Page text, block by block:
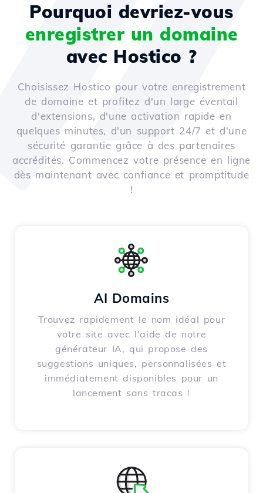
Pourquoi devriez-vous
enregistrer un domaine
avec Hostico ?
Choisissez Hostico pour votre enregistrement
de domaine et profitez d'un large éventail
d'extensions, d'une activation rapide en
quelques minutes, d'un support 24/7 et d'une
sécurité garantie grâce à des partenaires
accrédités. Commencez votre présence en ligne
dès maintenant avec confiance et promptitude
!
AI Domains
Trouvez rapidement le nom idéal pour
votre site avec l'aide de notre
générateur IA, qui propose des
suggestions uniques, personnalisées et
immédiatement disponibles pour un
lancement sans tracas !